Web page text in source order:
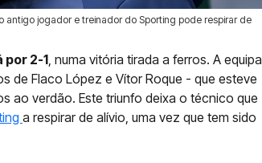
antigo jogador e treinador do Sporting pode respirar de
por 2-1 , numa vitória tirada a ferros. A equipa
de Flaco López e Vítor Roque - que esteve
ao verdão. Este triunfo deixa o técnico que
a respirar de alívio, uma vez que tem sido